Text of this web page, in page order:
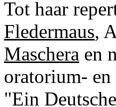
Tot haar
Fledermaus,
Maschera en
oratorium-
"Ein